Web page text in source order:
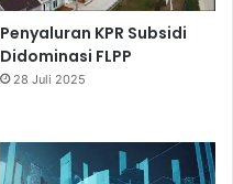
Penyaluran KPR Subsidi
Didominasi FLPP
28 Juli 2025